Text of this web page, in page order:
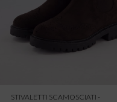
STIVALETTI SCAMOSCIATI -